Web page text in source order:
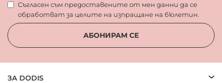
Съгласен съм предоставените от мен данни да се
обработват за целите на изпращане на бюлетин.
АБОНИРАМ СЕ
ЗА DODIS